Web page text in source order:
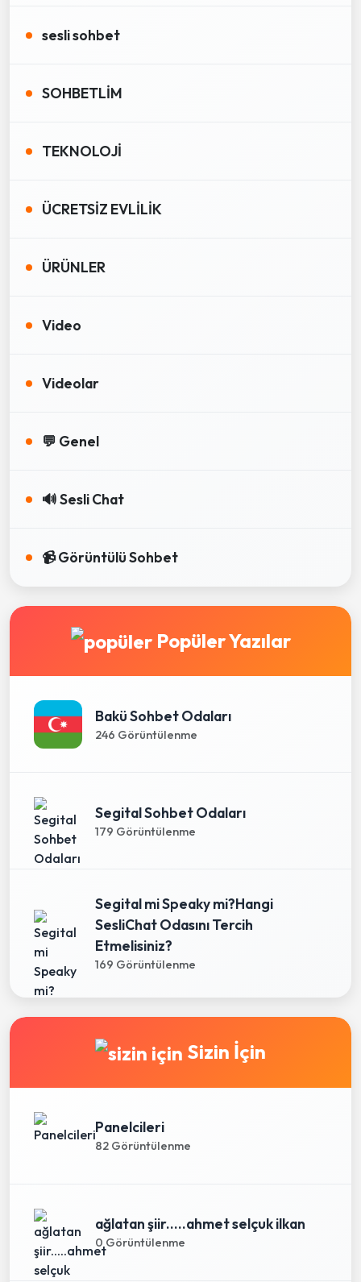
sesli sohbet
SOHBETLİM
TEKNOLOJİ
ÜCRETSİZ EVLİLİK
ÜRÜNLER
Video
Videolar
💬 Genel
🔊 Sesli Chat
📹 Görüntülü Sohbet
Popüler Yazılar
Bakü Sohbet Odaları
246 Görüntülenme
Segital Sohbet Odaları
179 Görüntülenme
Segital mi Speaky mi?Hangi
SesliChat Odasını Tercih
Etmelisiniz?
169 Görüntülenme
Sizin İçin
Panelcileri
82 Görüntülenme
ağlatan şiir.....ahmet selçuk ilkan
0 Görüntülenme